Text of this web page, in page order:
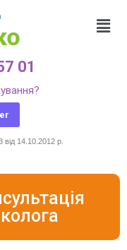
01
14.10.2012 р.